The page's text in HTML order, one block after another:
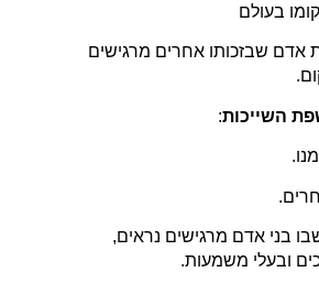
בעולם
אדם שבזכותו אחרים מרגישים
השייכות:
בני אדם מרגישים נראים,
ובעלי משמעות.